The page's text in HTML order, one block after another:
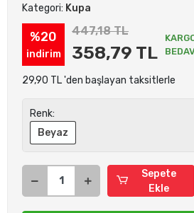
Kategori: Kupa
%20
indirim
447,18 TL
358,79 TL
29,90 TL 'den başlayan taksitlerle
Renk:
Beyaz
Sepete
Ekle